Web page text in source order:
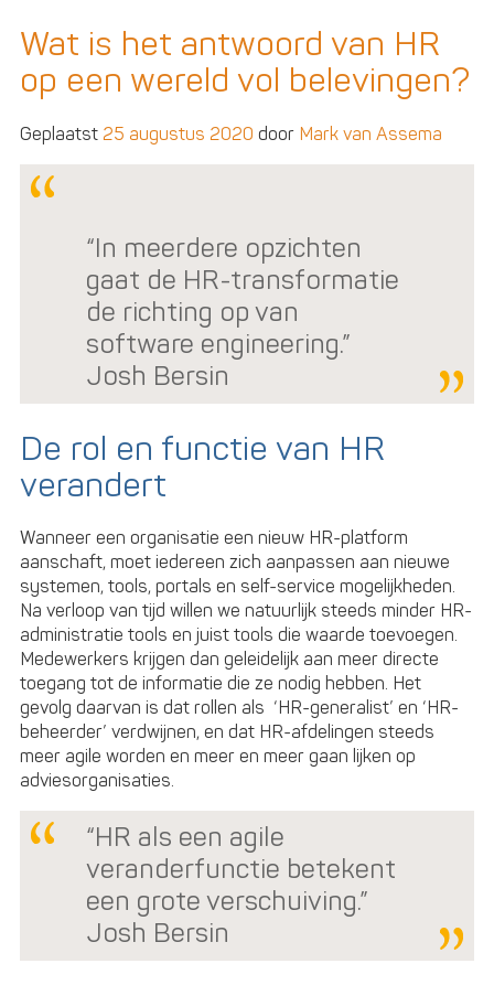
suite
Sympa
versnelt
groei
Wat is het antwoord van HR
op een wereld vol belevingen?
Geplaatst 25 augustus 2020 door Mark van Assema
“In meerdere opzichten
gaat de HR-transformatie
de richting op van
software engineering.”
Josh Bersin
De rol en functie van HR
verandert
Wanneer een organisatie een nieuw HR-platform
aanschaft, moet iedereen zich aanpassen aan nieuwe
systemen, tools, portals en self-service mogelijkheden.
Na verloop van tijd willen we natuurlijk steeds minder HR-
administratie tools en juist tools die waarde toevoegen.
Medewerkers krijgen dan geleidelijk aan meer directe
toegang tot de informatie die ze nodig hebben. Het
gevolg daarvan is dat rollen als ‘HR-generalist’ en ‘HR-
beheerder’ verdwijnen, en dat HR-afdelingen steeds
meer agile worden en meer en meer gaan lijken op
adviesorganisaties.
“HR als een agile
veranderfunctie betekent
een grote verschuiving.”
Josh Bersin